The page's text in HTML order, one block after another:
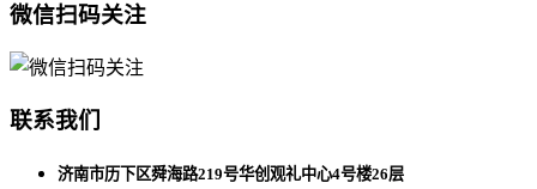
微信扫码关注
联系我们
济南市历下区舜海路219号华创观礼中心4号楼26层